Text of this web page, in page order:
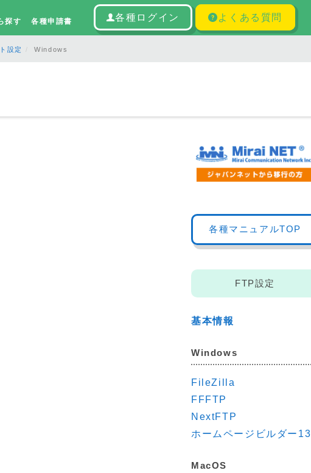
探す 各種申請書 各種ログイン よくある質問
各種ログイン
設定 Windows
各種マニュアルTOP
FTP設定
基本情報
Windows
FileZilla
FFFTP
NextFTP
ホームページビルダー13
MacOS